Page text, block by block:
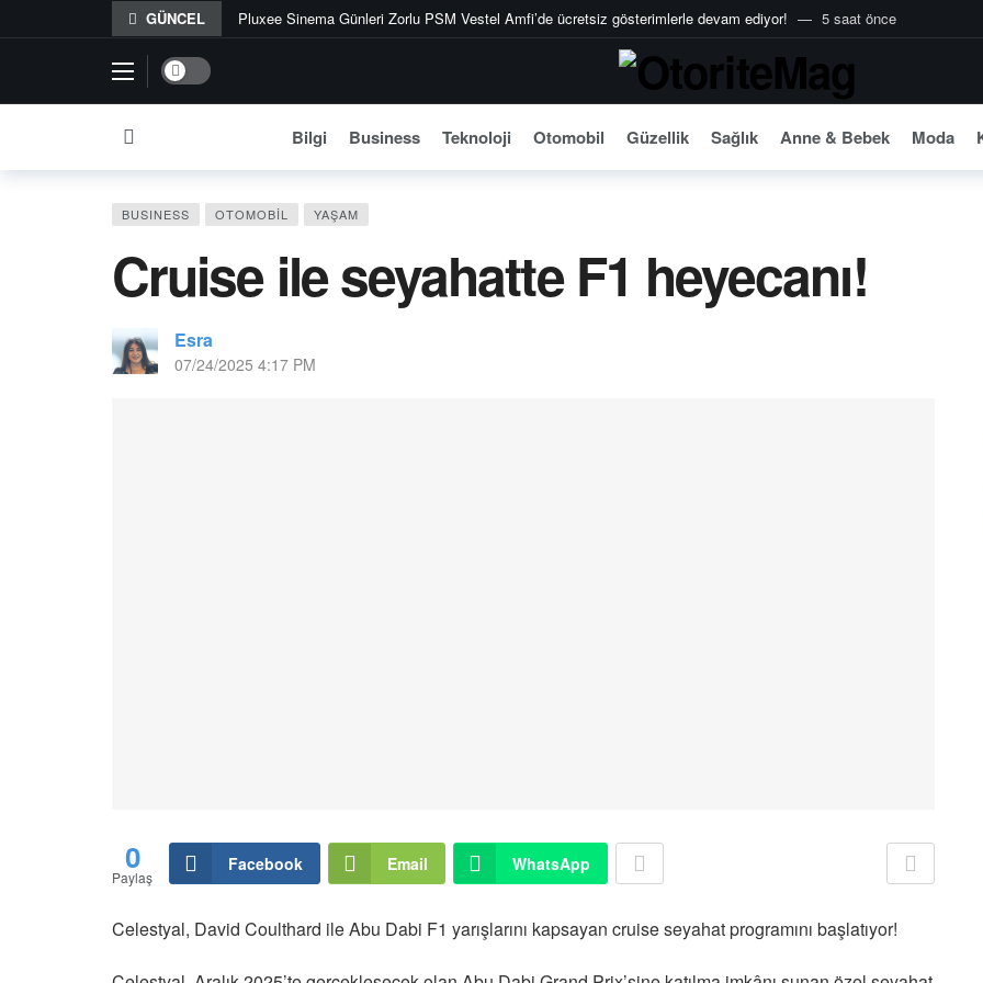
GÜNCEL Pluxee Sinema Günleri Zorlu PSM Vestel Amfi’de ücretsiz gösterimlerle devam ediyor!
5 saat önce
Siber saldırganların yeni hedefi tatilciler: Kaspersky’den güvenli seyahat rehberi.
5 saat önce
5 saat önce
Converse, Chuck Mirasını Run Star Crush ile yeniden yorumluyor.
Yaz akşamlarının yeni ritüeli Korkmaz Prosense Çay Makinesi.
13 saat önce
Coffee Factory’den yaza tatlı dokunuşlar Strawberry Chocolate Cream ve Caramel Waffle Cream.
Dark mode
Bilgi Business Teknoloji Otomobil Güzellik Sağlık Anne & Bebek Moda
BUSINESS OTOMOBIL YAŞAM
Cruise ile seyahatte F1 heyecanı!
Esra
07/24/2025 4:17 PM
0
Paylaş
Facebook Email WhatsApp
Celestyal, David Coulthard ile Abu Dabi F1 yarışlarını kapsayan cruise seyahat programını başlatıyor!